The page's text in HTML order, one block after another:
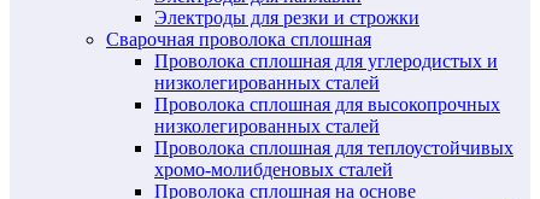
Электроды для резки и строжки
Сварочная проволока сплошная
Проволока сплошная для углеродистых и
низколегированных сталей
Проволока сплошная для высокопрочных
низколегированных сталей
Проволока сплошная для теплоустойчивых
хромо-молибденовых сталей
Проволока сплошная на основе